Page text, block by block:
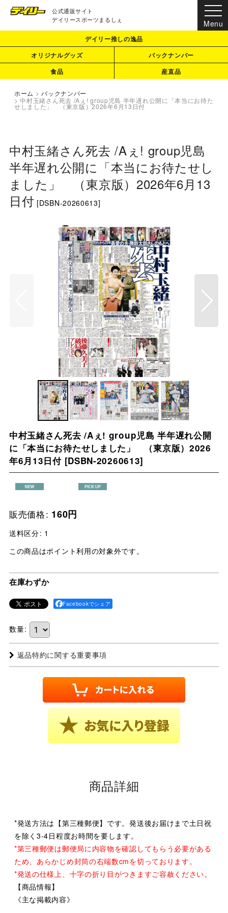
公式通販サイト
デイリースポーツまるしぇ
デイリー推しの逸品
オリジナルグッズ
バックナンバー
食品
産直品
ホーム > バックナンバー
> 中村玉緒さん死去 /Aぇ! group児島 半年遅れ公開に「本当にお待た
せしました」 （東京版）2026年6月13日付
中村玉緒さん死去 /Aぇ! group児島
半年遅れ公開に「本当にお待たせし
ました」 （東京版）2026年6月13
日付 [DSBN-20260613]
中村玉緒さん死去 /Aぇ! group児島 半年遅れ公開
に「本当にお待たせしました」 （東京版）2026
年6月13日付 [DSBN-20260613]
販売価格: 160円
送料区分: 1
この商品はポイント利用の対象外です。
在庫わずか
Facebookでシェア
数量:
返品特約に関する重要事項
商品詳細
*発送方法は【第三種郵便】です。発送後お届けまで土日祝
を除く3-4日程度お時間を要します。
*第三種郵便は郵便局に内容物を確認してもらう必要がある
ため、あらかじめ封筒の右端数cmを切っております。
*発送の仕様上、十字の折り目がつきますご容赦ください。
【商品情報】
《主な掲載内容》